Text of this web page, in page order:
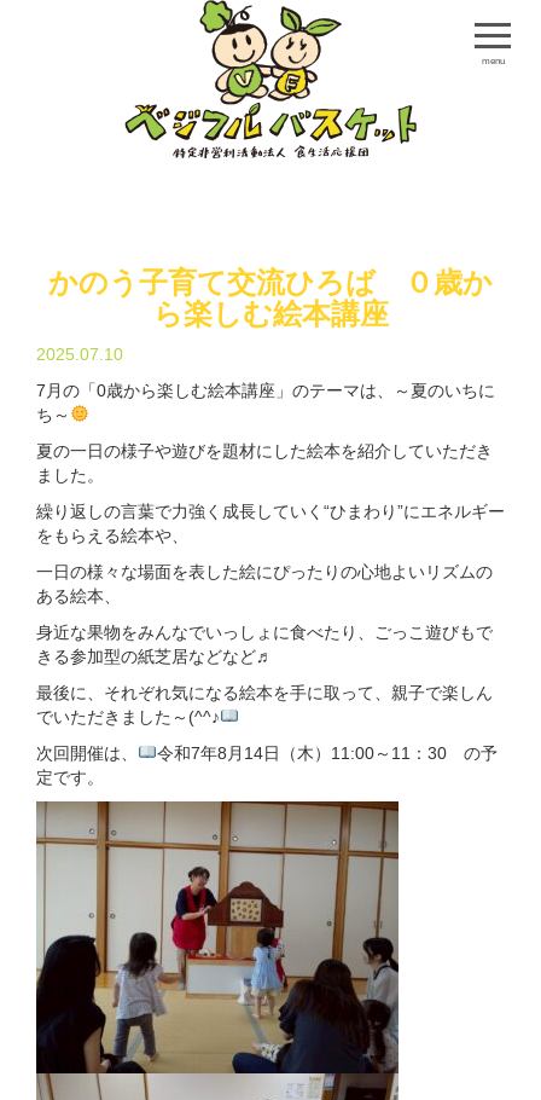
menu
かのう子育て交流ひろば ０歳か
ら楽しむ絵本講座
2025.07.10
7月の「0歳から楽しむ絵本講座」のテーマは、～夏のいちに
ち～
夏の一日の様子や遊びを題材にした絵本を紹介していただき
ました。
繰り返しの言葉で力強く成長していく“ひまわり”にエネルギー
をもらえる絵本や、
一日の様々な場面を表した絵にぴったりの心地よいリズムの
ある絵本、
身近な果物をみんなでいっしょに食べたり、ごっこ遊びもで
きる参加型の紙芝居などなど♬
最後に、それぞれ気になる絵本を手に取って、親子で楽しん
でいただきました～(^^♪
次回開催は、
令和7年8月14日（木）11:00～11：30 の予
定です。